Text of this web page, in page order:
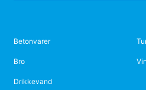
Betonvarer
Bro
Drikkevand